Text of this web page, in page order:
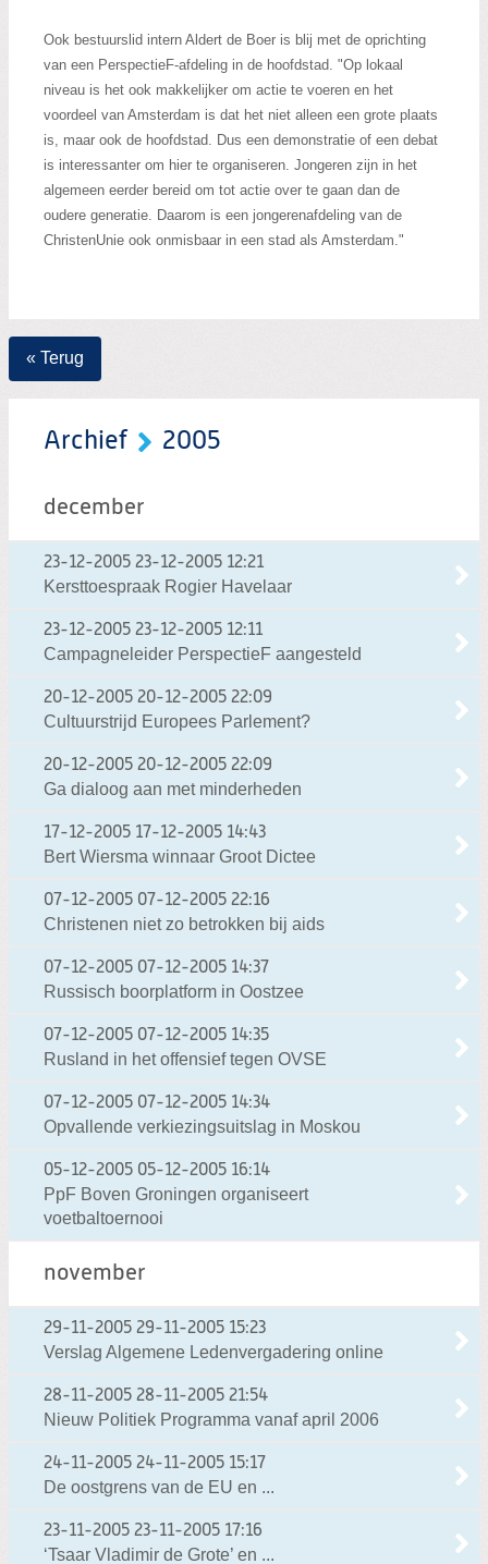
Ook bestuurslid intern Aldert de Boer is blij met de oprichting
van een PerspectieF-afdeling in de hoofdstad. "Op lokaal
niveau is het ook makkelijker om actie te voeren en het
voordeel van Amsterdam is dat het niet alleen een grote plaats
is, maar ook de hoofdstad. Dus een demonstratie of een debat
is interessanter om hier te organiseren. Jongeren zijn in het
algemeen eerder bereid om tot actie over te gaan dan de
oudere generatie. Daarom is een jongerenafdeling van de
ChristenUnie ook onmisbaar in een stad als Amsterdam."
« Terug
Archief 2005
december
23-12-2005 23-12-2005 12:21
Kersttoespraak Rogier Havelaar
23-12-2005 23-12-2005 12:11
Campagneleider PerspectieF aangesteld
20-12-2005 20-12-2005 22:09
Cultuurstrijd Europees Parlement?
20-12-2005 20-12-2005 22:09
Ga dialoog aan met minderheden
17-12-2005 17-12-2005 14:43
Bert Wiersma winnaar Groot Dictee
07-12-2005 07-12-2005 22:16
Christenen niet zo betrokken bij aids
07-12-2005 07-12-2005 14:37
Russisch boorplatform in Oostzee
07-12-2005 07-12-2005 14:35
Rusland in het offensief tegen OVSE
07-12-2005 07-12-2005 14:34
Opvallende verkiezingsuitslag in Moskou
05-12-2005 05-12-2005 16:14
PpF Boven Groningen organiseert
voetbaltoernooi
november
29-11-2005 29-11-2005 15:23
Verslag Algemene Ledenvergadering online
28-11-2005 28-11-2005 21:54
Nieuw Politiek Programma vanaf april 2006
24-11-2005 24-11-2005 15:17
De oostgrens van de EU en ...
23-11-2005 23-11-2005 17:16
‘Tsaar Vladimir de Grote’ en ...